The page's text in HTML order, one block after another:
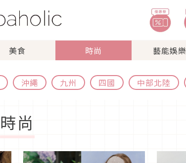
美食 時尚 藝能娛樂
沖繩 九州 四國 中部北陸
時尚